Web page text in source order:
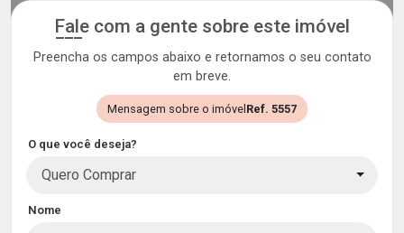
Fale com a gente sobre este imóvel
Preencha os campos abaixo e retornamos o seu contato
em breve.
Mensagem sobre o imóvel Ref. 5557
O que você deseja?
Quero Comprar
Nome